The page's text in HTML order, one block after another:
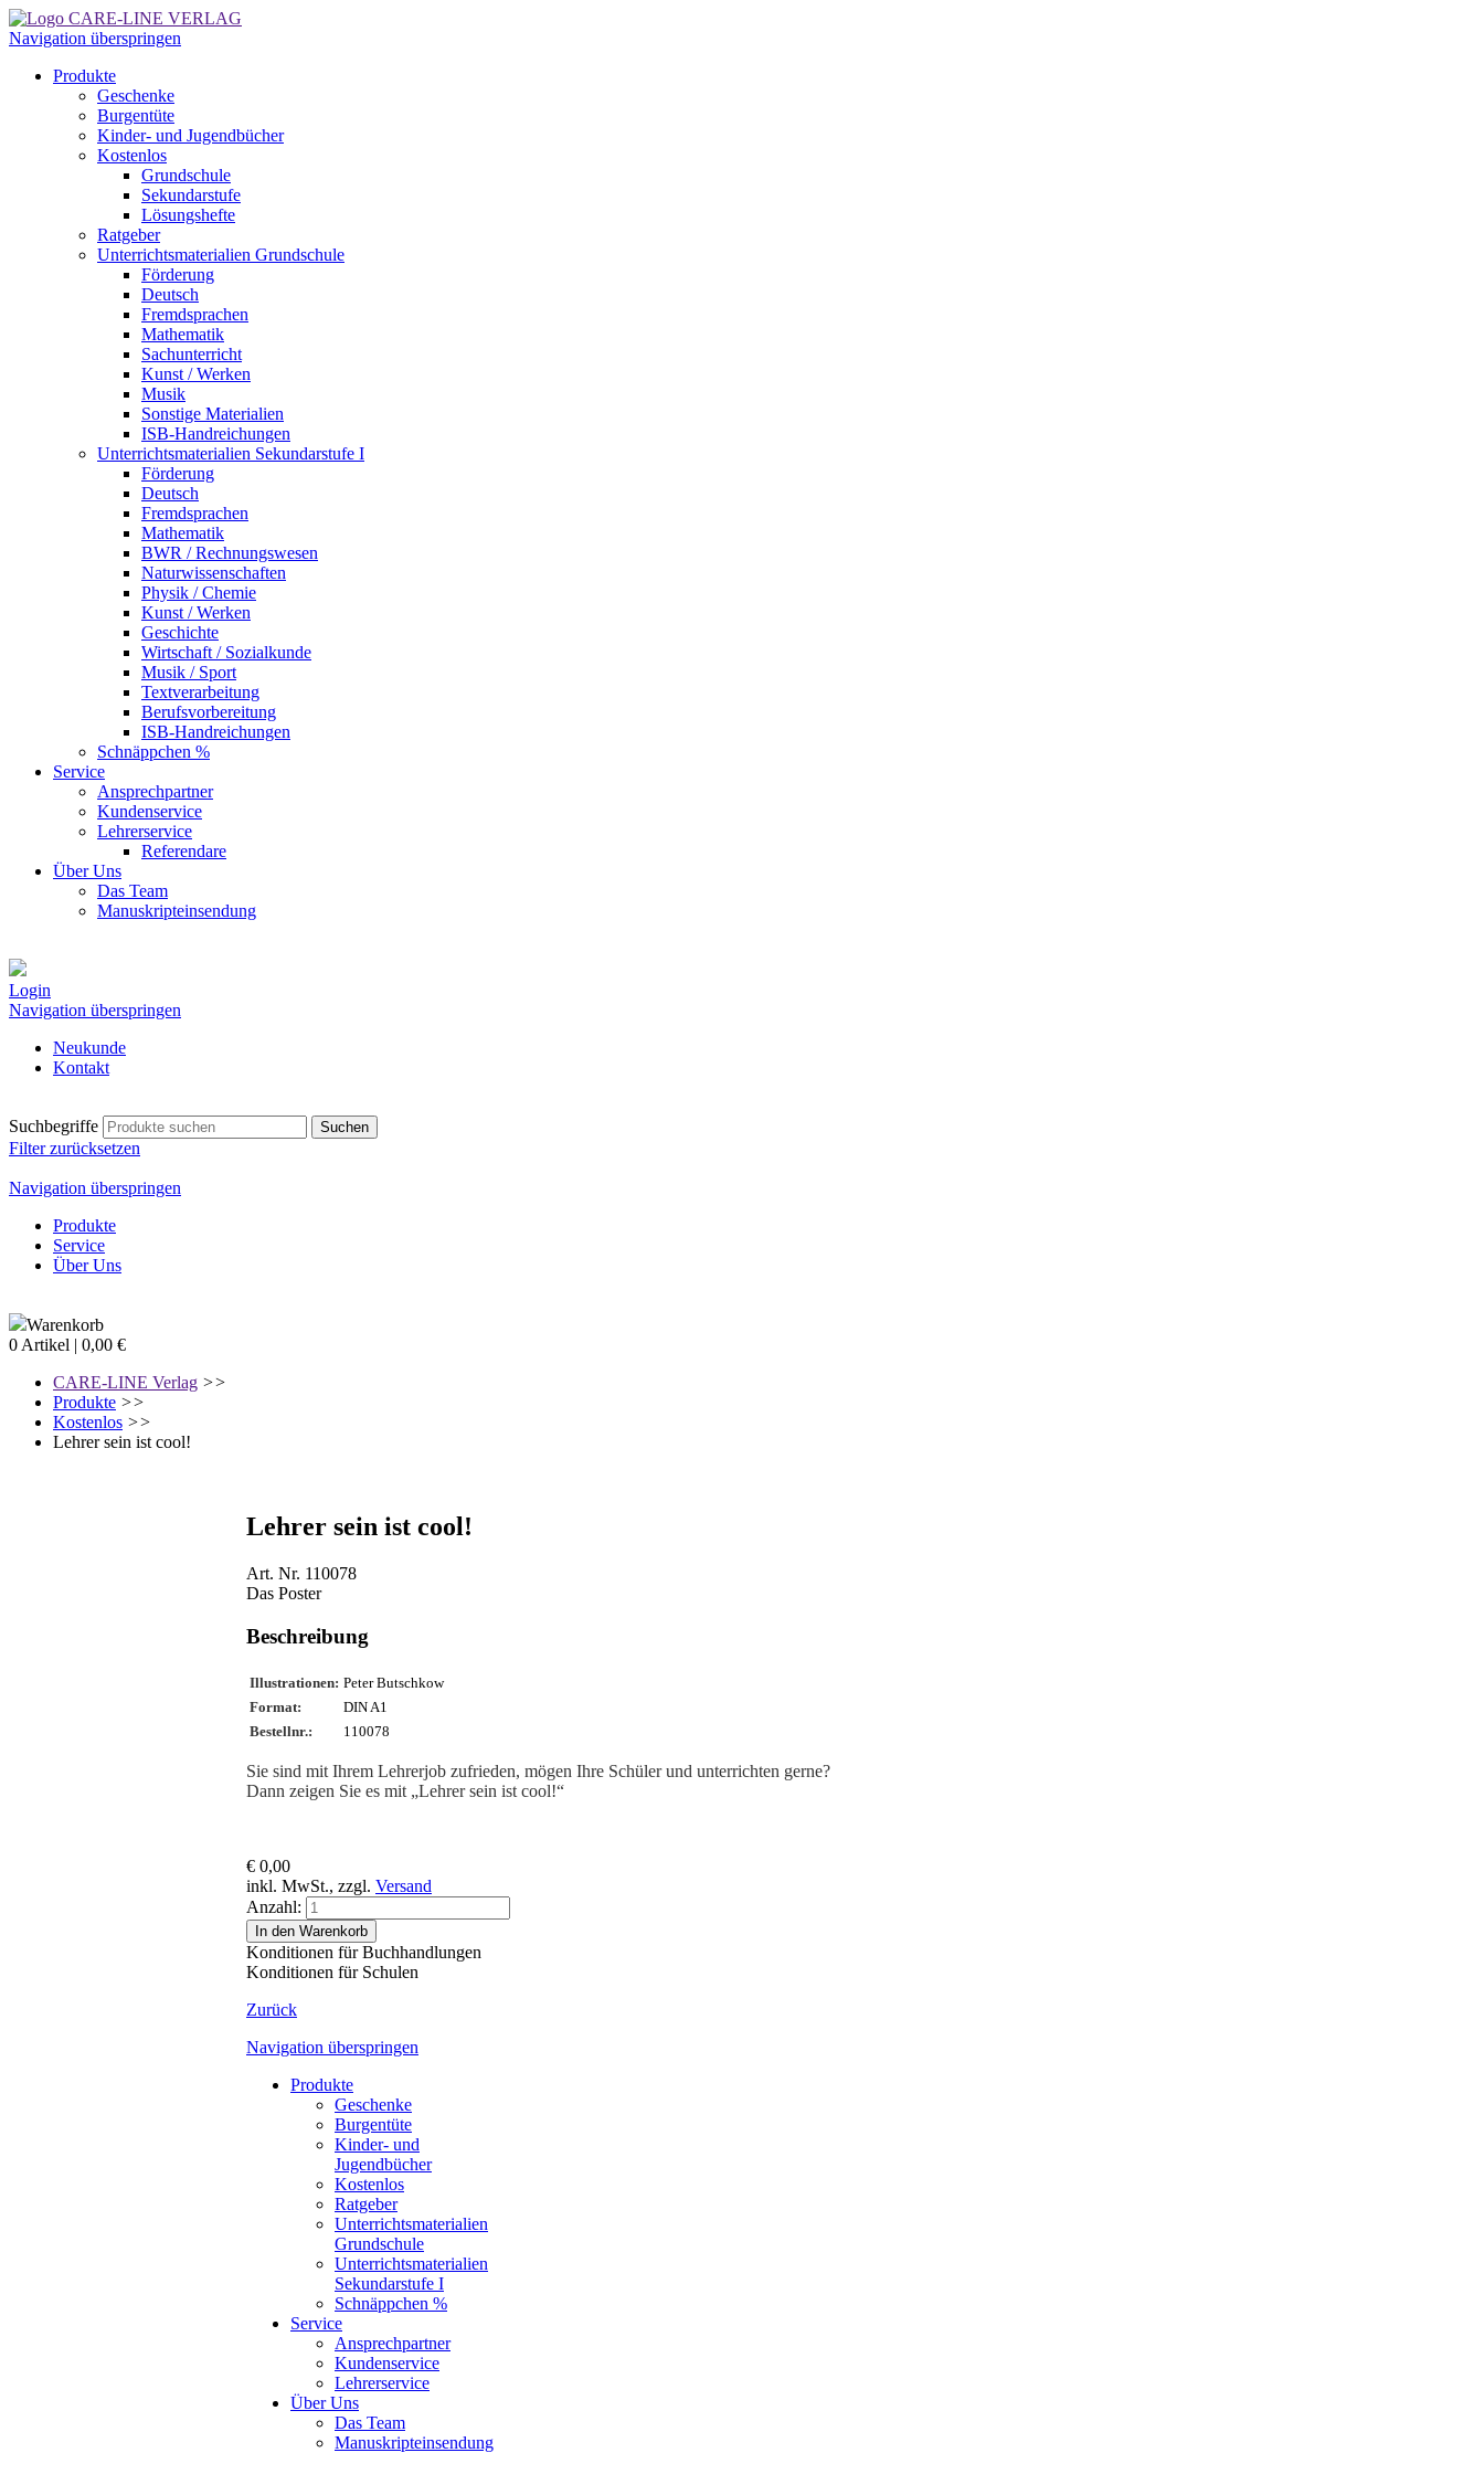
Navigation überspringen
Produkte
Geschenke
Burgentüte
Kinder- und Jugendbücher
Kostenlos
Grundschule
Sekundarstufe
Lösungshefte
Ratgeber
Unterrichtsmaterialien Grundschule
Förderung
Deutsch
Fremdsprachen
Mathematik
Sachunterricht
Kunst / Werken
Musik
Sonstige Materialien
ISB-Handreichungen
Unterrichtsmaterialien Sekundarstufe I
Förderung
Deutsch
Fremdsprachen
Mathematik
BWR / Rechnungswesen
Naturwissenschaften
Physik / Chemie
Kunst / Werken
Geschichte
Wirtschaft / Sozialkunde
Musik / Sport
Textverarbeitung
Berufsvorbereitung
ISB-Handreichungen
Schnäppchen %
Service
Ansprechpartner
Kundenservice
Lehrerservice
Referendare
Über Uns
Das Team
Manuskripteinsendung
Login
Navigation überspringen
Neukunde
Kontakt
Suchbegriffe
Filter zurücksetzen
Navigation überspringen
Produkte
Service
Über Uns
Warenkorb
0 Artikel | 0,00 €
CARE-LINE Verlag >>
Produkte >>
Kostenlos >>
Lehrer sein ist cool!
Lehrer sein ist cool!
Art. Nr. 110078
Das Poster
Beschreibung
Illustrationen: Peter Butschkow
Format:
DIN A1
Bestellnr.:
110078
Sie sind mit Ihrem Lehrerjob zufrieden, mögen Ihre Schüler und unterrichten gerne?
Dann zeigen Sie es mit „Lehrer sein ist cool!“
€ 0,00
inkl. MwSt., zzgl. Versand
Anzahl:
In den Warenkorb
Konditionen für Buchhandlungen
Konditionen für Schulen
Zurück
Navigation überspringen
Produkte
Geschenke
Burgentüte
Kinder- und
Jugendbücher
Kostenlos
Ratgeber
Unterrichtsmaterialien
Grundschule
Unterrichtsmaterialien
Sekundarstufe I
Schnäppchen %
Service
Ansprechpartner
Kundenservice
Lehrerservice
Über Uns
Das Team
Manuskripteinsendung